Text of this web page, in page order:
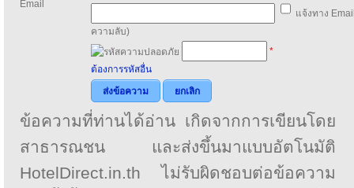
Email
แจ้งทาง
ความลับ)
*
ต้องการรหัสอื่น
ส่งข้อความ
ยกเลิก
ข้อความที่ท่านได้อ่าน เกิดจากการเขียนโดย
สาธารณชน และส่งขึ้นมาแบบอัตโนมัติ
HotelDirect.in.th ไม่รับผิดชอบต่อข้อความ